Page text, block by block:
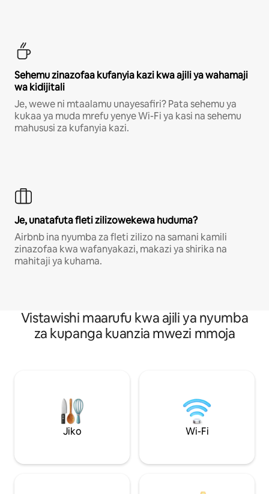
Sehemu zinazofaa kufanyia kazi kwa ajili ya wahamaji
wa kidijitali
Je, wewe ni mtaalamu unayesafiri? Pata sehemu ya
kukaa ya muda mrefu yenye Wi-Fi ya kasi na sehemu
mahususi za kufanyia kazi.
Je, unatafuta fleti zilizowekewa huduma?
Airbnb ina nyumba za fleti zilizo na samani kamili
zinazofaa kwa wafanyakazi, makazi ya shirika na
mahitaji ya kuhama.
Vistawishi maarufu kwa ajili ya nyumba
za kupanga kuanzia mwezi mmoja
Jiko Wi-Fi